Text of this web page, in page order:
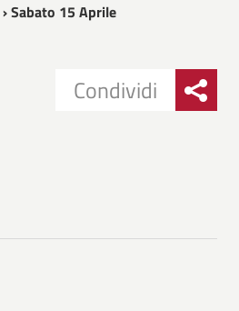
› Sabato 15 Aprile
Condividi